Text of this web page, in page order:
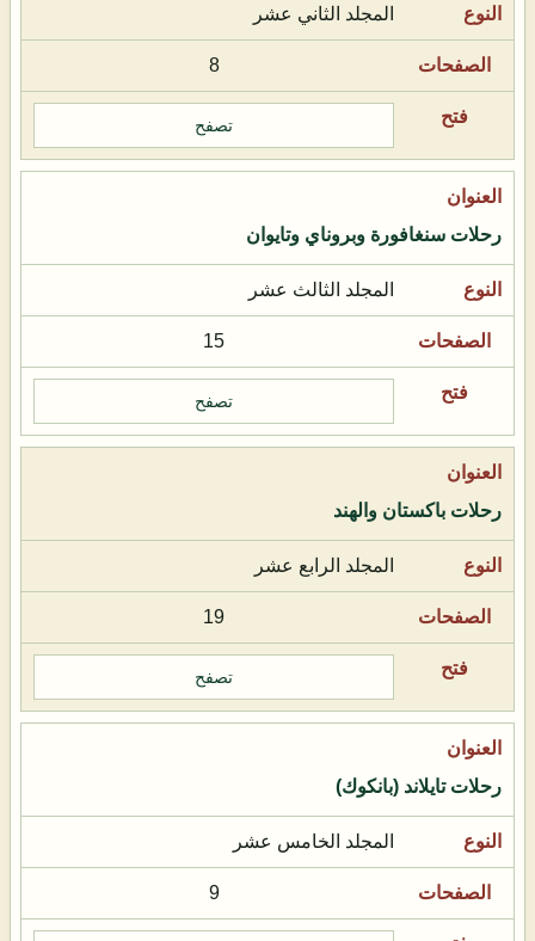
المجلد الثاني عشر
8
تصفح
رحلات سنغافورة وبروناي وتايوان
المجلد الثالث عشر
15
تصفح
رحلات باكستان والهند
المجلد الرابع عشر
19
تصفح
رحلات تايلاند (بانكوك)
المجلد الخامس عشر
9